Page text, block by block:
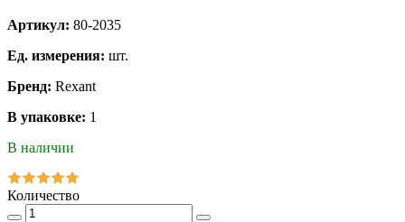
Артикул: 80-2035
Ед. измерения: шт.
Бренд: Rexant
В упаковке: 1
В наличии
Количество